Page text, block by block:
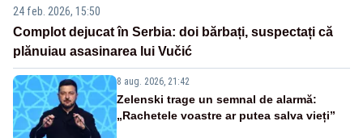
24 feb. 2026, 15:50
Complot dejucat în Serbia: doi bărbați, suspectați că
plănuiau asasinarea lui Vučić
8 aug. 2026, 21:42
Zelenski trage un semnal de alarmă:
„Rachetele voastre ar putea salva vieți”